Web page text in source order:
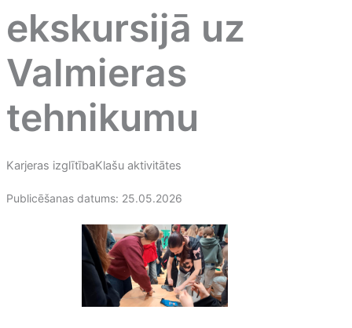
ekskursijā uz
Valmieras
tehnikumu
Karjeras izglītībaKlašu aktivitātes
Publicēšanas datums: 25.05.2026